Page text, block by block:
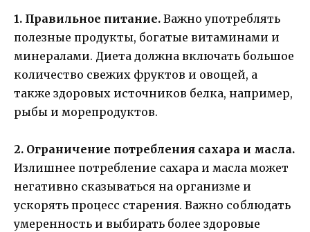
1. Правильное питание. Важно употреблять
полезные продукты, богатые витаминами и
минералами. Диета должна включать большое
количество свежих фруктов и овощей, а
также здоровых источников белка, например,
рыбы и морепродуктов.
2. Ограничение потребления сахара и масла.
Излишнее потребление сахара и масла может
негативно сказываться на организме и
ускорять процесс старения. Важно соблюдать
умеренность и выбирать более здоровые